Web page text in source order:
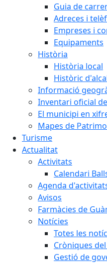
Guia de
Adreces i
Empreses i
Equipaments
Història
Història local
Històric
Informació
Inventari oficial
El municipi en
Mapes de
Turisme
Actualitat
Activitats
Calendari
Agenda
Avisos
Farmàcies de
Notícies
Totes les
Cròniques
Gestió de